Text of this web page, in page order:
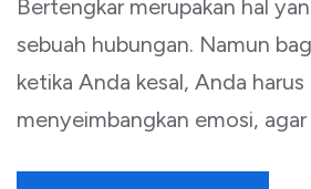
Bertengkar merupakan hal
sebuah hubungan. Namun
ketika Anda kesal, Anda harus
menyeimbangkan emosi,